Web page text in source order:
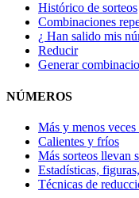
Histórico de sorteos
Combinaciones
¿ Han salido mis
Reducir
Generar
NÚMEROS
Más y menos
Calientes y fríos
Más sorteos llevan
Estadísticas,
Técnicas de